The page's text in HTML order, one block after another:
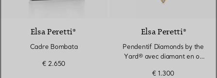
Elsa Peretti®
Cadre Bombata
€ 2.650
Elsa Peretti®
Pendentif Diamonds by the
Yard® avec diamant en or
€ 1.300